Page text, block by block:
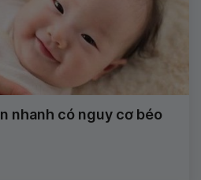
nhanh có nguy cơ béo